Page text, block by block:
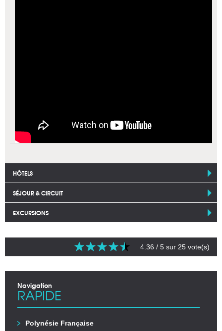
HÔTELS
SÉJOUR & CIRCUIT
EXCURSIONS
4.36 / 5 sur 25 vote(s)
Navigation
RAPIDE
Polynésie Française